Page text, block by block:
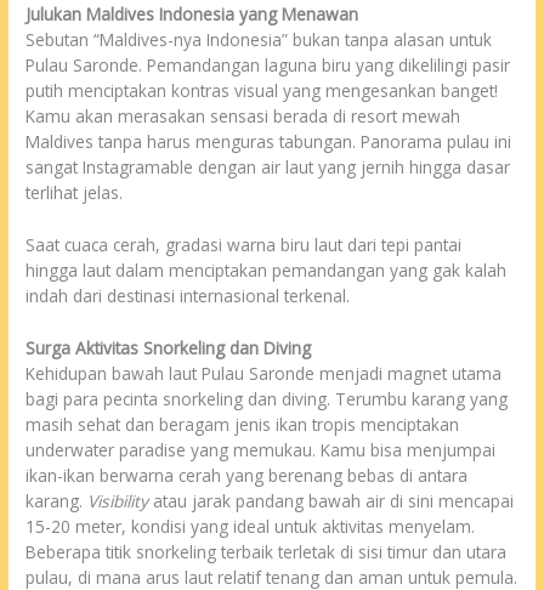
Julukan Maldives Indonesia yang Menawan
Sebutan “Maldives-nya Indonesia” bukan tanpa alasan untuk
Pulau Saronde. Pemandangan laguna biru yang dikelilingi pasir
putih menciptakan kontras visual yang mengesankan banget!
Kamu akan merasakan sensasi berada di resort mewah
Maldives tanpa harus menguras tabungan. Panorama pulau ini
sangat Instagramable dengan air laut yang jernih hingga dasar
terlihat jelas.
Saat cuaca cerah, gradasi warna biru laut dari tepi pantai
hingga laut dalam menciptakan pemandangan yang gak kalah
indah dari destinasi internasional terkenal.
Surga Aktivitas Snorkeling dan Diving
Kehidupan bawah laut Pulau Saronde menjadi magnet utama
bagi para pecinta snorkeling dan diving. Terumbu karang yang
masih sehat dan beragam jenis ikan tropis menciptakan
underwater paradise yang memukau. Kamu bisa menjumpai
ikan-ikan berwarna cerah yang berenang bebas di antara
karang. Visibilityatau jarak pandang bawah air di sini mencapai
15-20 meter, kondisi yang ideal untuk aktivitas menyelam.
Beberapa titik snorkeling terbaik terletak di sisi timur dan utara
pulau, di mana arus laut relatif tenang dan aman untuk pemula.